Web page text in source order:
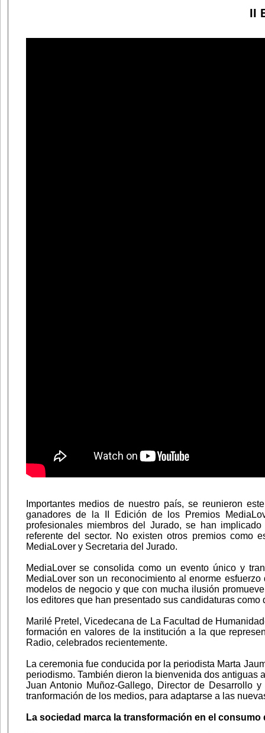
II
Importantes medios de nuestro país, se reunieron
ganadores de la II Edición de los Premios
profesionales miembros del Jurado, se han
referente del sector. No existen otros premios como
MediaLover y Secretaria del Jurado.
MediaLover se consolida como un evento único y
MediaLover son un reconocimiento al enorme
modelos de negocio y que con mucha ilusión
los editores que han presentado sus candidaturas
Marilé Pretel, Vicedecana de La Facultad de
formación en valores de la institución a la que
Radio, celebrados recientemente.
La ceremonia fue conducida por la periodista Marta
periodismo. También dieron la bienvenida dos
Juan Antonio Muñoz-Gallego, Director de
tranformación de los medios, para adaptarse a las
La sociedad marca la transformación en el